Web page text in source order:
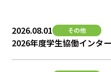
2026.08.01 その他
2026年度学生協働インタ